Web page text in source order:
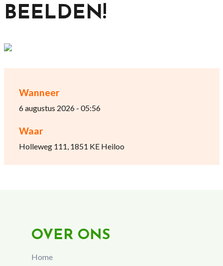
Wanneer
6 augustus 2026 - 05:56
Waar
Holleweg 111, 1851 KE Heiloo
BEELDEN!
OVER ONS
Home